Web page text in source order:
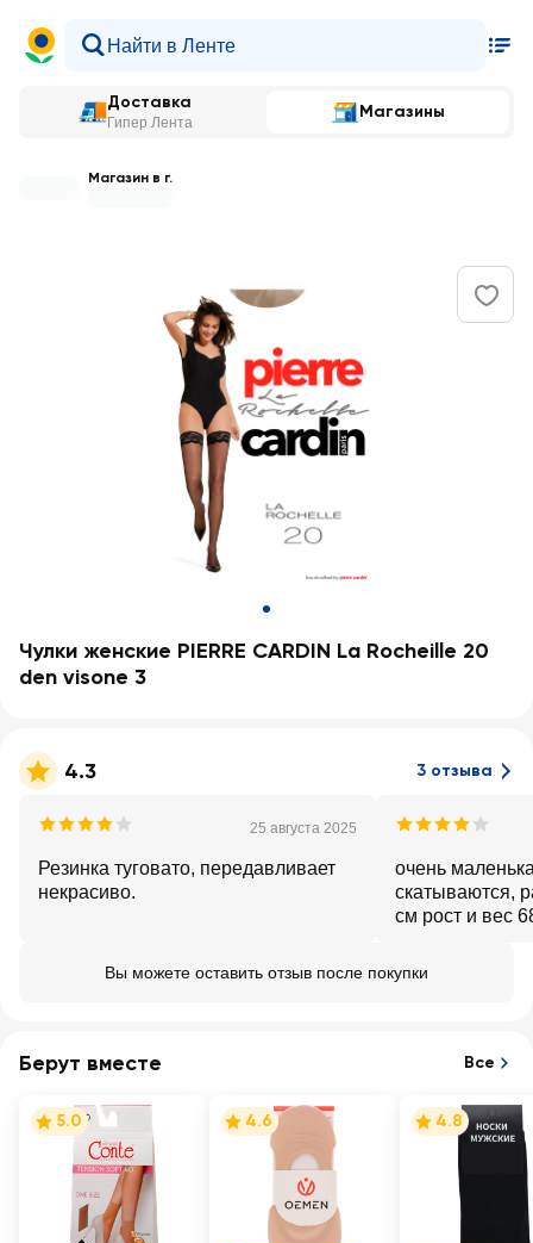
Доставка
Гипер Лента
Магазины
Магазин в г.
Чулки женские PIERRE CARDIN La Rocheille 20
den visone 3
4.3 3 отзыва
25 августа 2025
Резинка туговато, передавливает
некрасиво.
очень
скатываются,
см рост и вес
Вы можете оставить отзыв после покупки
Берут вместе Все
5.0 4.6 4.8